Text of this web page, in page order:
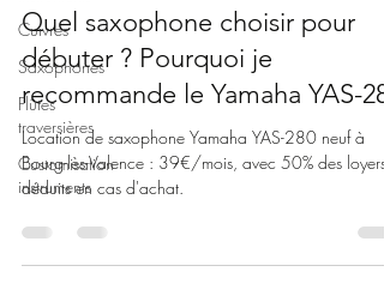
Cuivres
Saxophones
Flûtes
traversières
Customisation
instruments
Quel saxophone choisir pour
débuter ? Pourquoi je
recommande le Yamaha YAS-
Location de saxophone Yamaha YAS-280 neuf à
Bourg-lès-Valence : 39€/mois, avec 50% des loyers
déduits en cas d'achat.